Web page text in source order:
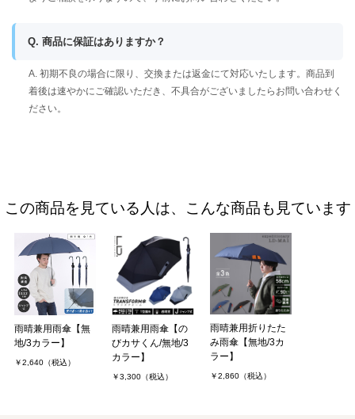
Q. 商品に保証はありますか？
A. 初期不良の場合に限り、交換または返金にて対応いたします。商品到
着後は速やかにご確認いただき、不具合がございましたらお問い合わせく
ださい。
この商品を見ている人は、こんな商品も見ています
雨晴兼用雨傘【無
地/3カラー】
￥2,640（税込）
雨晴兼用雨傘【の
びカサくん/無地/3
カラー】
￥3,300（税込）
雨晴兼用折りたた
み雨傘【無地/3カ
ラー】
￥2,860（税込）